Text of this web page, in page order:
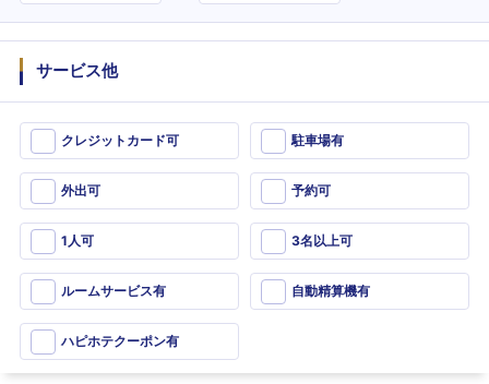
サービス他
クレジットカード可 駐車場有
外出可 予約可
1人可 3名以上可
ルームサービス有 自動精算機有
ハピホテクーポン有